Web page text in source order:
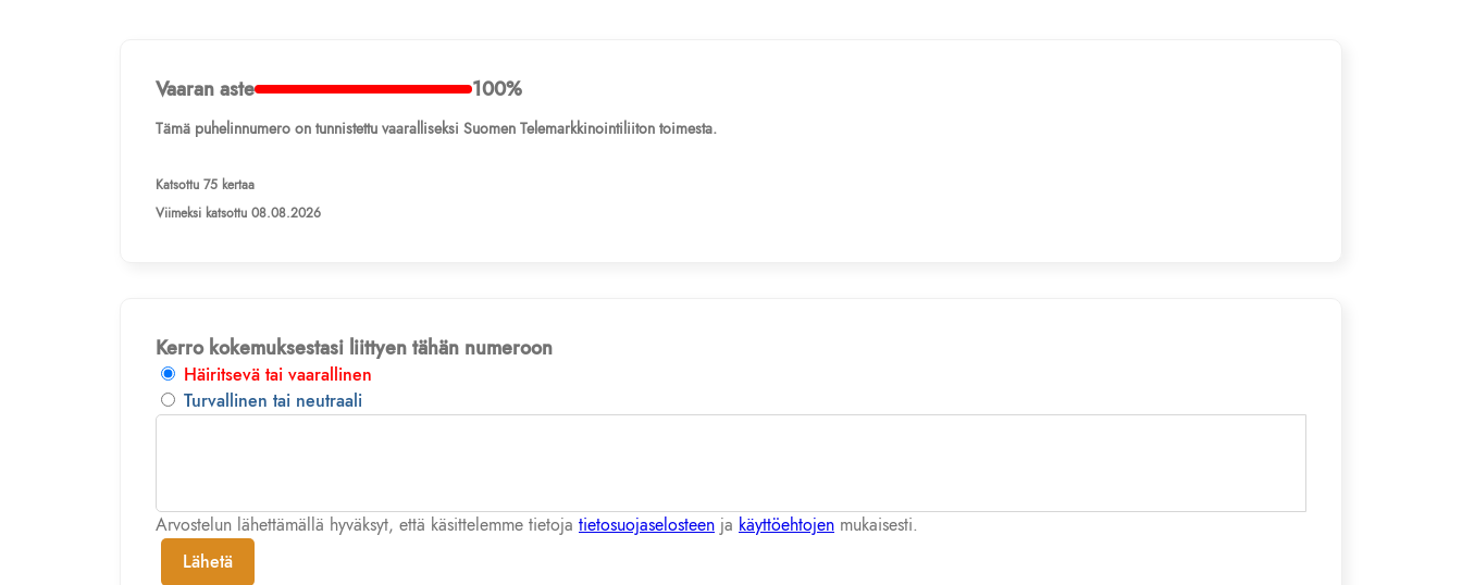
Vaaran aste 100%
Tämä puhelinnumero on tunnistettu vaaralliseksi Suomen Telemarkkinointiliiton toimesta.
Katsottu 75 kertaa
Viimeksi katsottu 08.08.2026
Kerro kokemuksestasi liittyen tähän numeroon
Häiritsevä tai vaarallinen
Turvallinen tai neutraali
Arvostelun lähettämällä hyväksyt, että käsittelemme tietoja tietosuojaselosteen ja käyttöehtojen mukaisesti.
Lähetä